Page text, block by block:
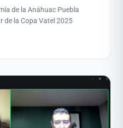
de la Anáhuac Puebla
de la Copa Vatel 2025